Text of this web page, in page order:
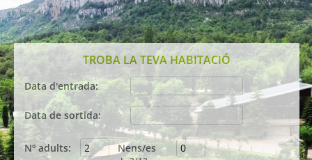
TROBA LA TEVA HABITACIÓ
Data d'entrada:
Agost 2026
dil dim dmc dij div dis diu
27 28 29 30 31 1 2
Data de sortida:
Agost 2026
dil dim dmc dij div dis
Nº adults: Nens/es